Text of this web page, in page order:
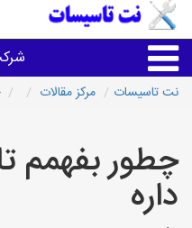
خدمات
نت تاسیسات مرکز مقالات
چطور بفهمم
داره